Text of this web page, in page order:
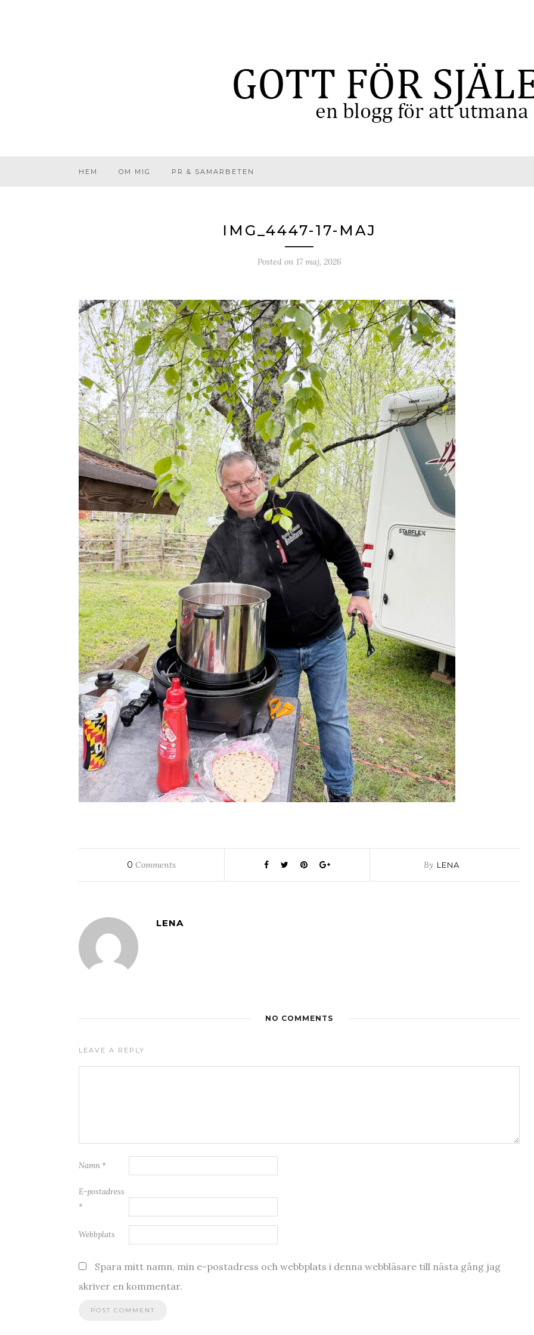
HEM OM MIG PR & SAMARBETEN
IMG_4447-17-MAJ
Posted on 17 maj, 2026
0 Comments By LENA
LENA
NO COMMENTS
LEAVE A REPLY
Namn *
E-postadress
*
Webbplats
Spara mitt namn, min e-postadress och webbplats i denna webbläsare till nästa gång jag
skriver en kommentar.